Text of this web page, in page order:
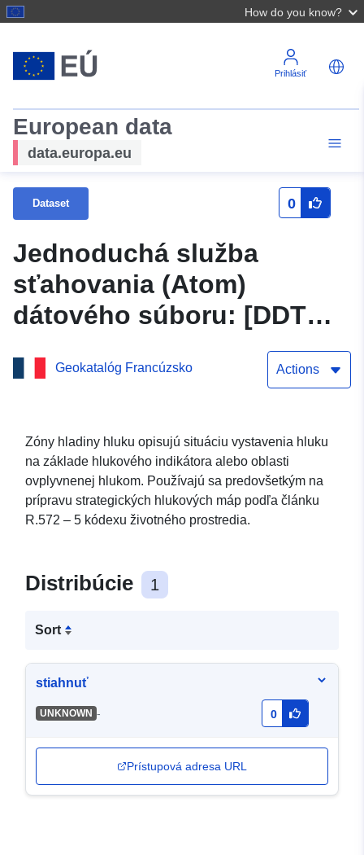
How do you know?
Prihlásiť
European data
data.europa.eu
Dataset 0
Jednoduchá služba
sťahovania (Atom)
dátového súboru: [DDTM-
06] Mapa prekročenia
limitných hodnôt hluku
cestnou infraštruktúrou v
Alpes-Maritimes typu Lden
(deň-noc)
Geokatalóg Francúzsko Actions
Zóny hladiny hluku opisujú situáciu vystavenia hluku
na základe hlukového indikátora alebo oblasti
ovplyvnenej hlukom. Používajú sa predovšetkým na
prípravu strategických hlukových máp podľa článku
R.572 – 5 kódexu životného prostredia.
Distribúcie 1
Sort
stiahnuť
UNKNOWN - 0
Prístupová adresa URL